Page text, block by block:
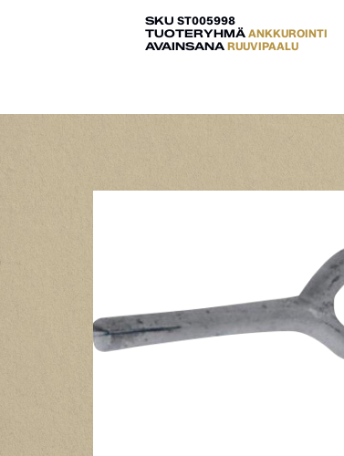
SKU ST005998
TUOTERYHMÄ ANKKUROINTI
AVAINSANA RUUVIPAALU